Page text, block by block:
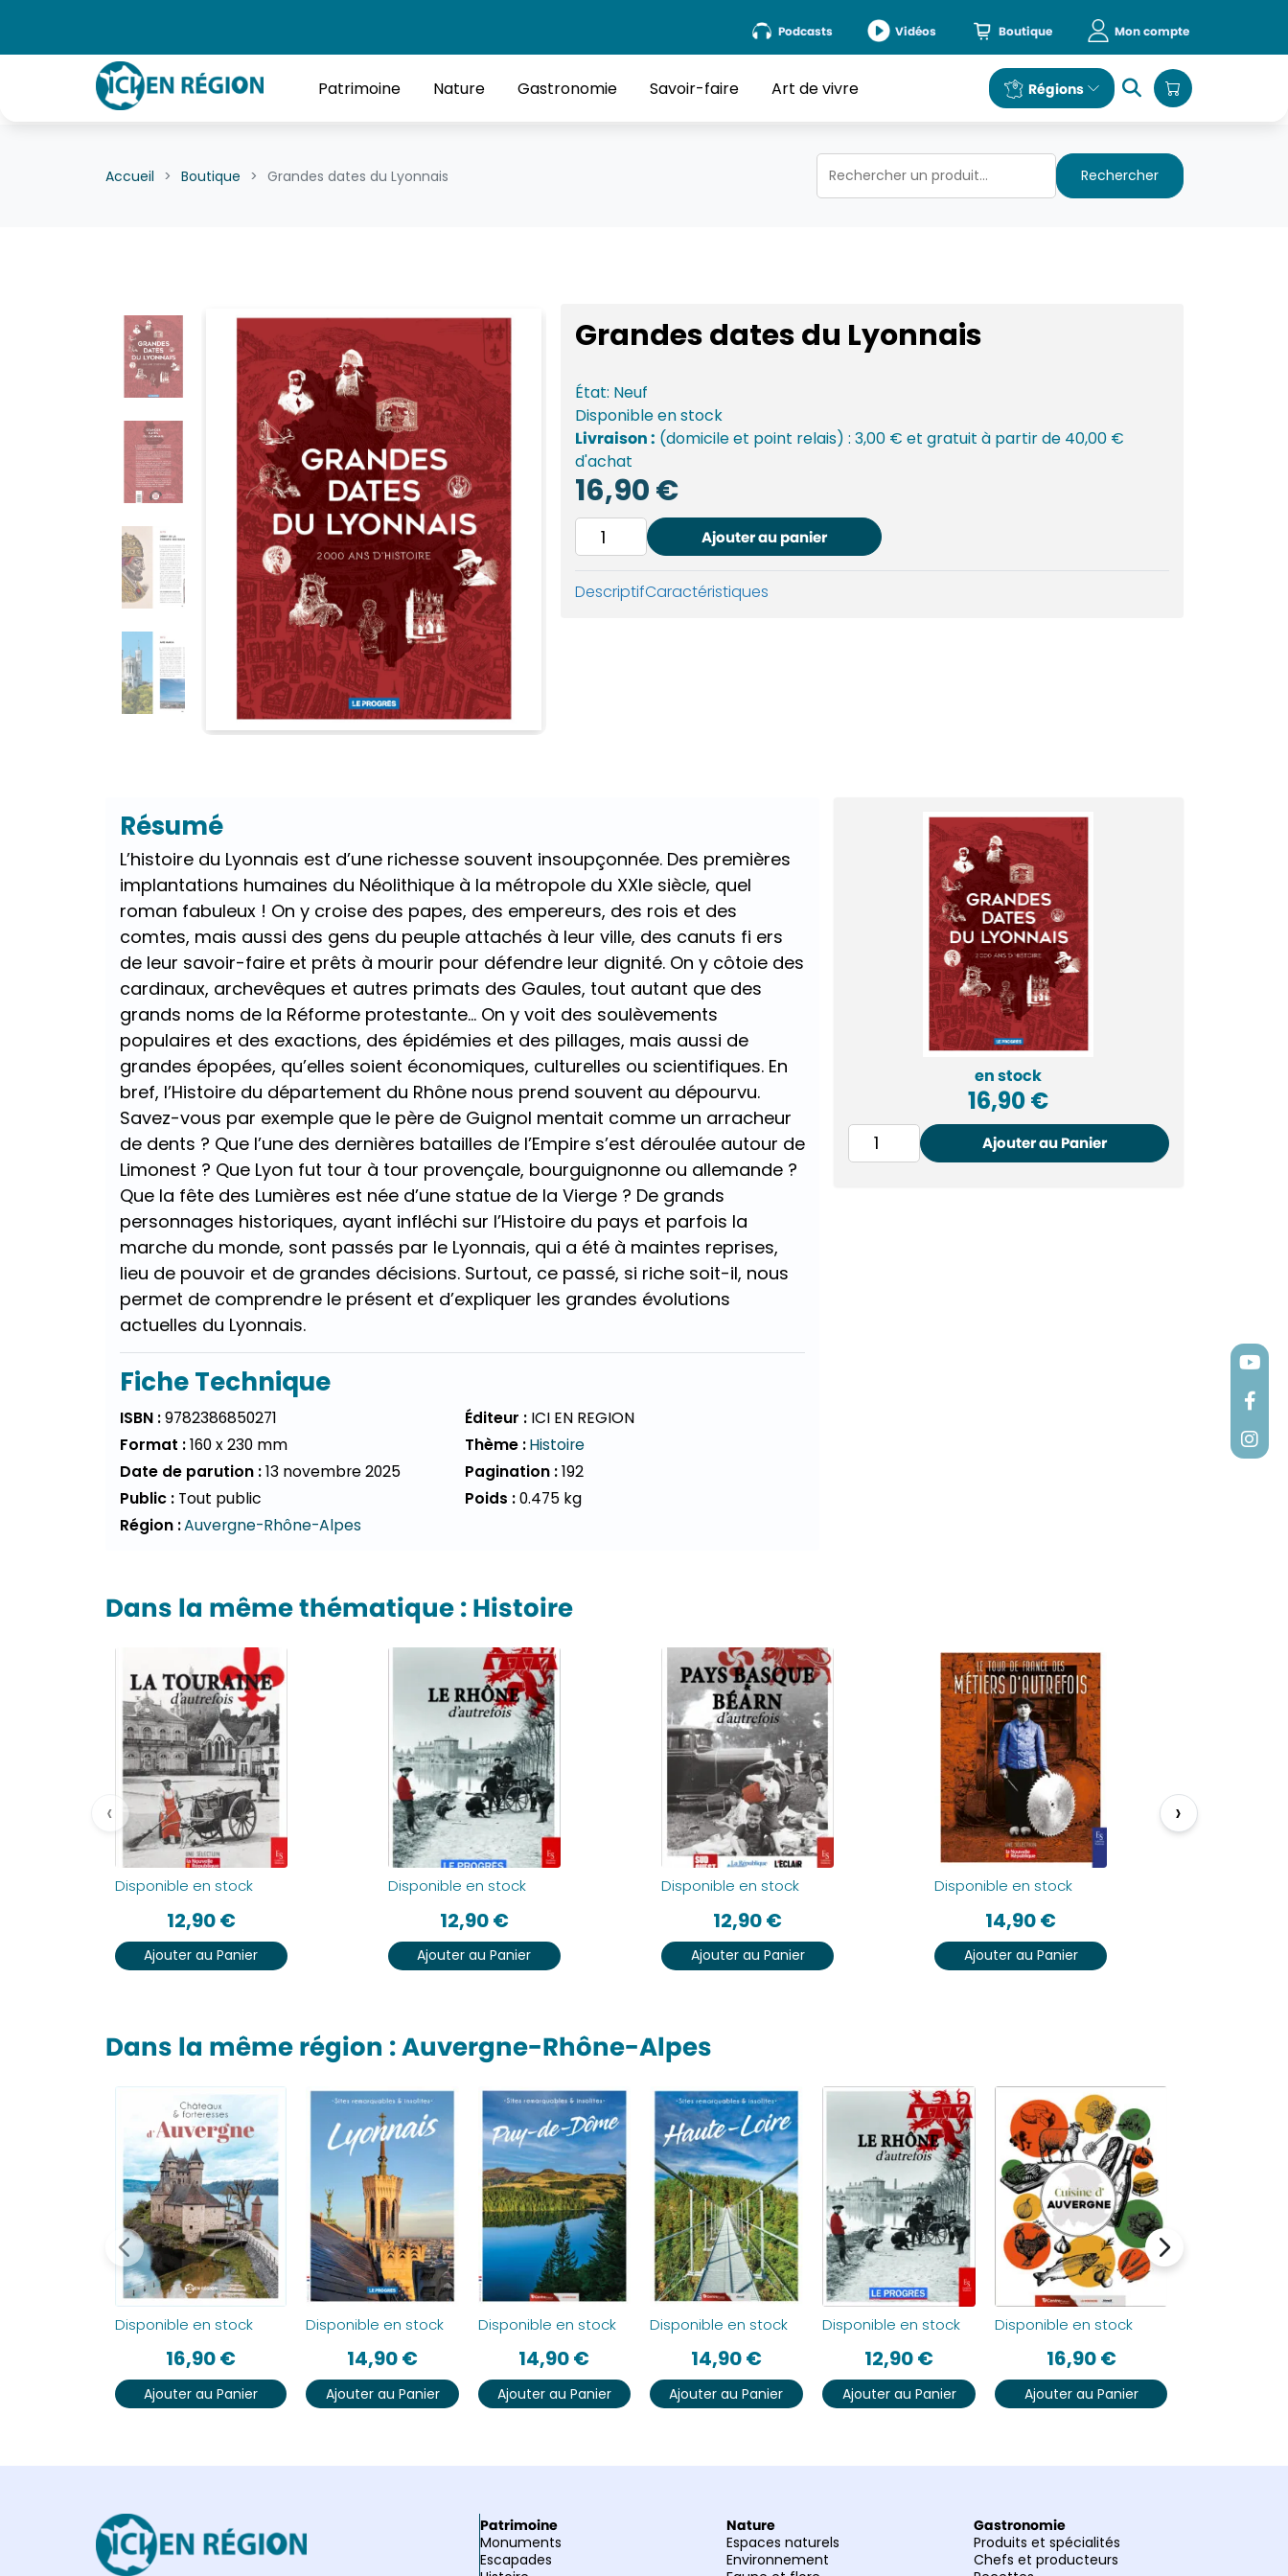
Podcasts Vidéos Boutique Mon compte
Patrimoine Nature Gastronomie Savoir-faire Art de vivre Régions
Accueil Boutique Grandes dates du Lyonnais Rechercher
Grandes dates du Lyonnais
État: Neuf
Disponibleen stock
Livraison : (domicile et point relais) : 3,00 € et gratuit à partir de 40,00 €
d'achat
16,90€
quantité
de
Grandes
dates
Ajouter au panier
DescriptifCaractéristiques
Résumé
L’histoire du Lyonnais est d’une richesse souvent insoupçonnée. Des premières
implantations humaines du Néolithique à la métropole du XXIe siècle, quel
roman fabuleux ! On y croise des papes, des empereurs, des rois et des
comtes, mais aussi des gens du peuple attachés à leur ville, des canuts fi ers
de leur savoir-faire et prêts à mourir pour défendre leur dignité. On y côtoie des
cardinaux, archevêques et autres primats des Gaules, tout autant que des
grands noms de la Réforme protestante... On y voit des soulèvements
populaires et des exactions, des épidémies et des pillages, mais aussi de
grandes épopées, qu’elles soient économiques, culturelles ou scientifiques. En
bref, l’Histoire du département du Rhône nous prend souvent au dépourvu.
Savez-vous par exemple que le père de Guignol mentait comme un arracheur
de dents ? Que l’une des dernières batailles de l’Empire s’est déroulée autour de
Limonest ? Que Lyon fut tour à tour provençale, bourguignonne ou allemande ?
Que la fête des Lumières est née d’une statue de la Vierge ? De grands
personnages historiques, ayant infléchi sur l’Histoire du pays et parfois la
marche du monde, sont passés par le Lyonnais, qui a été à maintes reprises,
lieu de pouvoir et de grandes décisions. Surtout, ce passé, si riche soit-il, nous
permet de comprendre le présent et d’expliquer les grandes évolutions
actuelles du Lyonnais.
Fiche Technique
ISBN :9782386850271 Éditeur : ICI EN REGION
Format :160 x 230 mm Thème :Histoire
Date de parution :13 novembre 2025 Pagination :192
Public : Tout public Poids :0.475 kg
Région :Auvergne-Rhône-Alpes
en stock
16,90€
Ajouter au Panier
Dans la même thématique : Histoire
Disponible en stock
12,90€
Ajouter au Panier
Disponible en stock
12,90€
Ajouter au Panier
Disponible en stock
12,90€
Ajouter au Panier
Disponible en stock
14,90€
Ajouter au Panier
‹ ›
Dans la même région : Auvergne-Rhône-Alpes
Disponible en stock
16,90€
Ajouter au Panier
Disponible en stock
14,90€
Ajouter au Panier
Disponible en stock
14,90€
Ajouter au Panier
Disponible en stock
14,90€
Ajouter au Panier
Disponible en stock
12,90€
Ajouter au Panier
Disponible en stock
16,90€
Ajouter au Panier
Patrimoine
Monuments
Escapades
Nature
Espaces naturels
Environnement
Gastronomie
Produits et spécialités
Chefs et producteurs